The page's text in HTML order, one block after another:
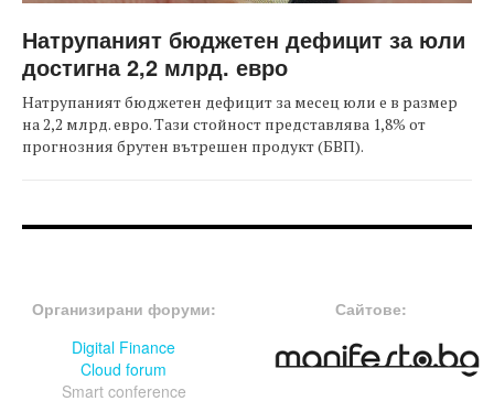
Натрупаният бюджетен дефицит за юли
достигна 2,2 млрд. евро
Натрупаният бюджетен дефицит за месец юли е в размер
на 2,2 млрд. евро. Тази стойност представлява 1,8% от
прогнозния брутен вътрешен продукт (БВП).
Организирани форуми:
Digital Finance
Cloud forum
Smart conference
Сайтове: